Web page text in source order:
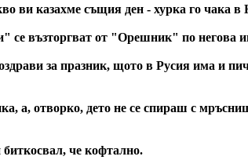
ви казахме същия ден - хурка го чака в
се възторгват от "Орешник" по негова
за празник, щото в Русия има и
а, отворко, дето не се спираш с
биткосвал, че кофтално.